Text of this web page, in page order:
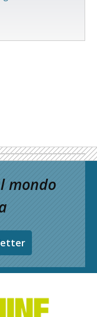
mondo